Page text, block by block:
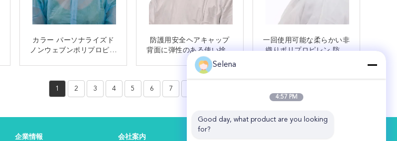
カラー パーソナライズド
ノンウェブンポリプロピレ
防護用安全ヘアキャップ
背面に弾性のある使い捨て
の非織物医用キャップ
一回使用可能な柔らかい非
織りポリプロピレン 防護
1 2 3 4 5 6 7
企業情報 会社案内
Selena
4:57 PM
Good day, what product are you looking
for?